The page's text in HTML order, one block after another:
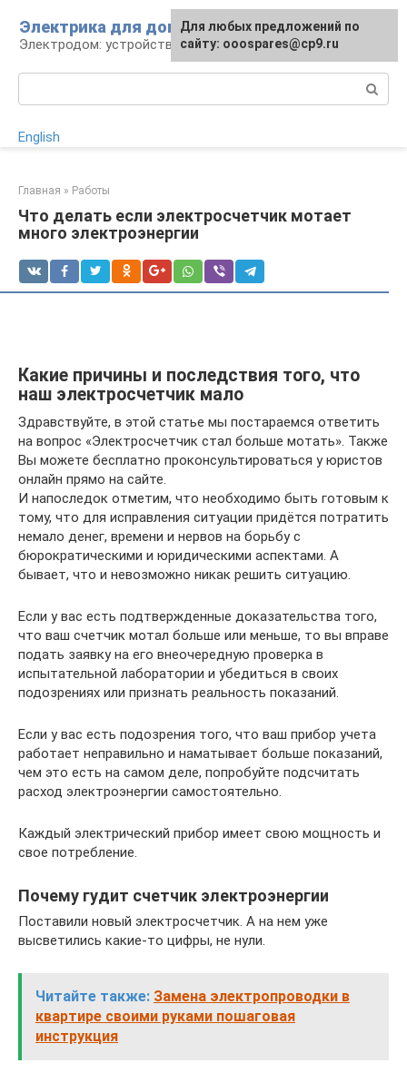
контенту
Электрика для дома
Электродом: устройства, кабели, ремонт
English
Главная » Работы
Что делать если электросчетчик мотает
много электроэнергии
Какие причины и последствия того, что
наш электросчетчик мало
Здравствуйте, в этой статье мы постараемся ответить
на вопрос «Электросчетчик стал больше мотать». Также
Вы можете бесплатно проконсультироваться у юристов
онлайн прямо на сайте.
И напоследок отметим, что необходимо быть готовым к
тому, что для исправления ситуации придётся потратить
немало денег, времени и нервов на борьбу с
бюрократическими и юридическими аспектами. А
бывает, что и невозможно никак решить ситуацию.
Если у вас есть подтвержденные доказательства того,
что ваш счетчик мотал больше или меньше, то вы вправе
подать заявку на его внеочередную проверка в
испытательной лаборатории и убедиться в своих
подозрениях или признать реальность показаний.
Если у вас есть подозрения того, что ваш прибор учета
работает неправильно и наматывает больше показаний,
чем это есть на самом деле, попробуйте подсчитать
расход электроэнергии самостоятельно.
Каждый электрический прибор имеет свою мощность и
свое потребление.
Почему гудит счетчик электроэнергии
Поставили новый электросчетчик. А на нем уже
высветились какие-то цифры, не нули.
Читайте также: Замена электропроводки в
квартире своими руками пошаговая
инструкция
Для любых предложений по
сайту: ooospares@cp9.ru